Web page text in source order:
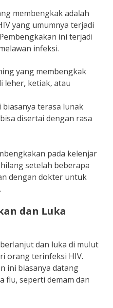
membengkak adalah
yang umumnya terjadi
ini terjadi
infeksi.
yang membengkak
leher, ketiak, atau
terasa lunak
disertai dengan rasa
pada kelenjar
setelah beberapa
dengan dokter untuk
dan Luka
dan luka di mulut
orang terinfeksi HIV.
ini biasanya datang
flu, seperti demam dan